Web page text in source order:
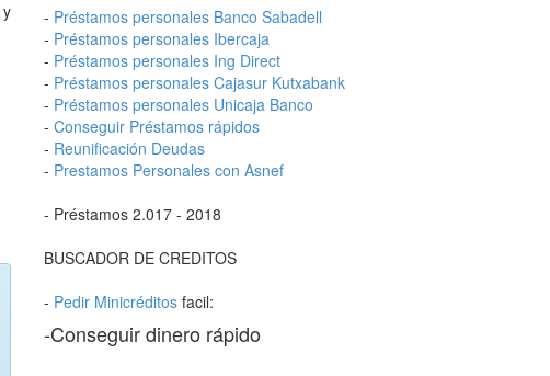
y
- Préstamos personales Banco Sabadell
- Préstamos personales Ibercaja
- Préstamos personales Ing Direct
- Préstamos personales Cajasur Kutxabank
- Préstamos personales Unicaja Banco
- Conseguir Préstamos rápidos
- Reunificación Deudas
- Prestamos Personales con Asnef
- Préstamos 2.017 - 2018
BUSCADOR DE CREDITOS
- Pedir Minicréditos facil:
-Conseguir dinero rápido